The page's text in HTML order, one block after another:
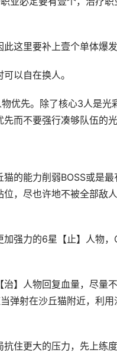
这里要补上壹个单体爆
以自在换人。
优先。除了核心3人是
而不要强行凑够队伍的光
的能力削弱BOSS或是
，尽也许地不被全部敌
强力的6星【止】人物
】人物回复血量，尽量
弹射在沙丘猫附近，利
住更大的压力，先上练